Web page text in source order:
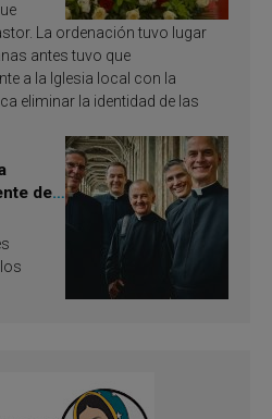
La ordenación tuvo lugar
antes tuvo que
a la Iglesia local con la
eliminar la identidad de las
de